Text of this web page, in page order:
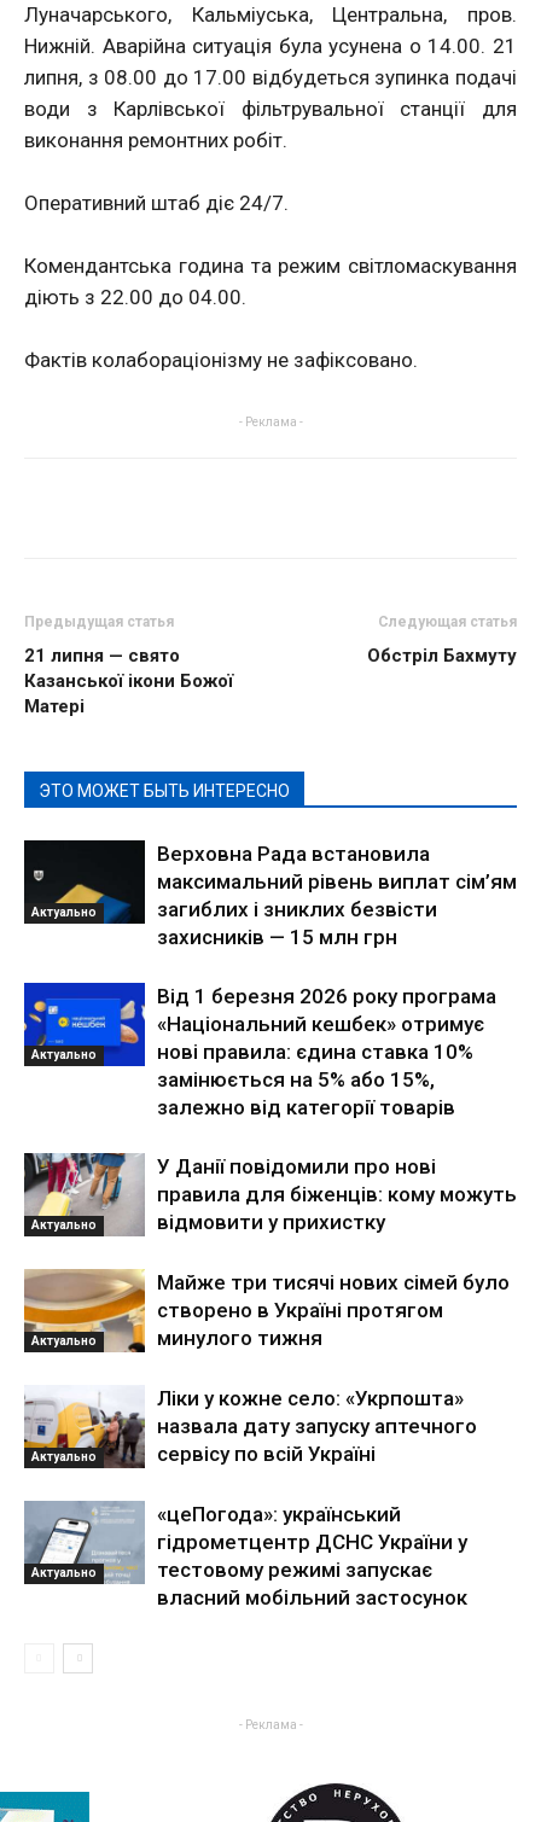
Луначарського, Кальміуська, Центральна, пров.
Нижній. Аварійна ситуація була усунена о 14.00. 21
липня, з 08.00 до 17.00 відбудеться зупинка подачі
води з Карлівської фільтрувальної станції для
виконання ремонтних робіт.
Оперативний штаб діє 24/7.
Комендантська година та режим світломаскування
діють з 22.00 до 04.00.
Фактів колабораціонізму не зафіксовано.
- Реклама -
Предыдущая статья
21 липня — свято
Казанської ікони Божої
Матері
Следующая статья
Обстріл Бахмуту
ЭТО МОЖЕТ БЫТЬ ИНТЕРЕСНО
Актуально
Верховна Рада встановила
максимальний рівень виплат сім’ям
загиблих і зниклих безвісти
захисників — 15 млн грн
Актуально
Від 1 березня 2026 року програма
«Національний кешбек» отримує
нові правила: єдина ставка 10%
замінюється на 5% або 15%,
залежно від категорії товарів
Актуально
У Данії повідомили про нові
правила для біженців: кому можуть
відмовити у прихистку
Актуально
Майже три тисячі нових сімей було
створено в Україні протягом
минулого тижня
Актуально
Ліки у кожне село: «Укрпошта»
назвала дату запуску аптечного
сервісу по всій Україні
Актуально
«цеПогода»: український
гідрометцентр ДСНС України у
тестовому режимі запускає
власний мобільний застосунок
- Реклама -